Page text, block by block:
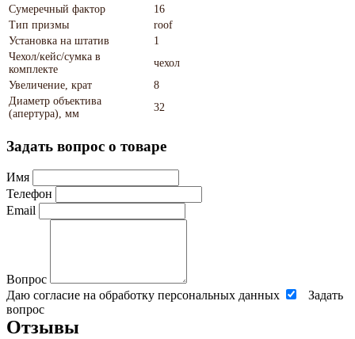
Сумеречный фактор
16
Тип призмы
roof
Установка на штатив
1
Чехол/кейс/сумка в
комплекте
чехол
Увеличение, крат
8
Диаметр объектива
(апертура), мм
32
Задать вопрос о товаре
Имя
Телефон
Email
Вопрос
Даю согласие на обработку персональных данных
Задать
вопрос
Отзывы